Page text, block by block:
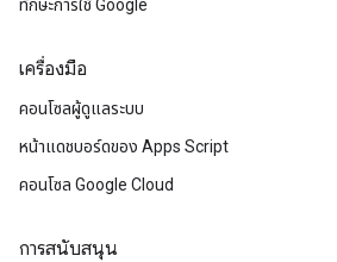
ทักษะการใช้ Google
เครื่องมือ
คอนโซลผู้ดูแลระบบ
หน้าแดชบอร์ดของ Apps Script
คอนโซล Google Cloud
การสนับสนุน